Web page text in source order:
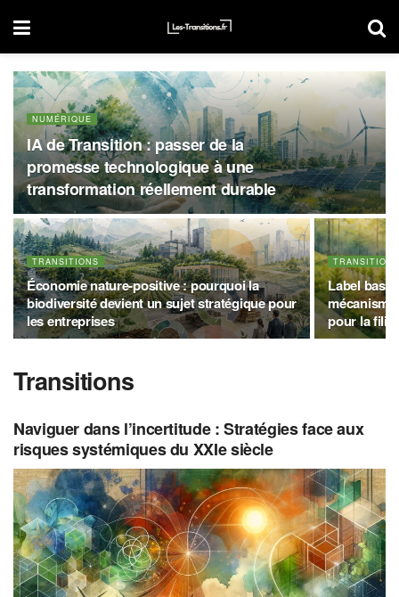
NUMÉRIQUE
IA de Transition : passer de la
promesse technologique à une
transformation réellement durable
TRANSITIONS
Économie nature-positive : pourquoi la
biodiversité devient un sujet stratégique pour
les entreprises
Label bas-
pour la
Transitions
Naviguer dans l’incertitude : Stratégies face aux
risques systémiques du XXIe siècle